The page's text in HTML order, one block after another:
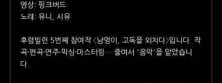
영상: 핑크버드
노래: 유니, 시유
후렴빌런 5번째 참여작 〈냥멍이, 고독을 외치다〉입니다. 작
곡·편곡·연주·믹싱·마스터링… 줄여서 '음악'을 맡았습니
다.